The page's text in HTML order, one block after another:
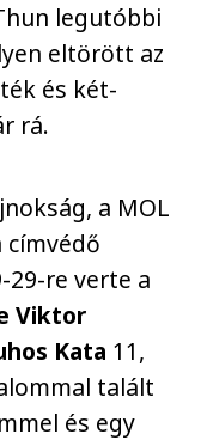
legutóbbi
eltörött az
és két-
rá.
a MOL
címvédő
29-re verte a
Viktor
Kata 11,
talált
és egy